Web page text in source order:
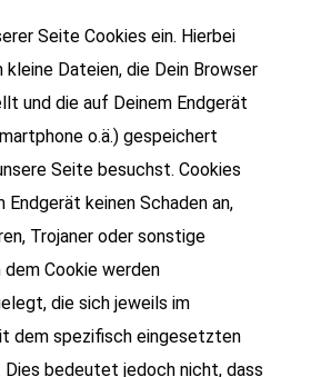
Seite Cookies ein. Hierbei
Dateien, die Dein Browser
und die auf Deinem Endgerät
o.ä.) gespeichert
Seite besuchst. Cookies
keinen Schaden an,
Trojaner oder sonstige
Cookie werden
die sich jeweils im
dem spezifisch eingesetzten
Dies bedeutet jedoch nicht, dass